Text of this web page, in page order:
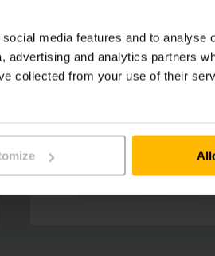
media features and to analyse
advertising and analytics partners
collected from your use of their